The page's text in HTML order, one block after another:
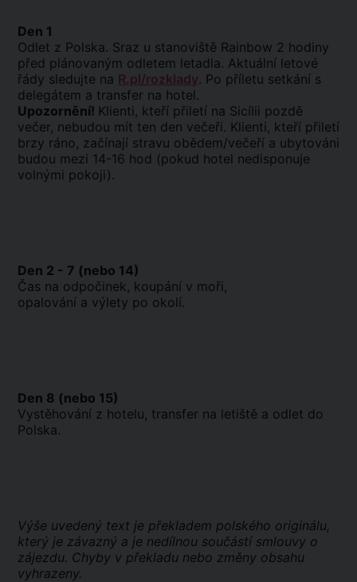
Den 1
Odlet z Polska. Sraz u stanoviště Rainbow 2 hodiny
před plánovaným odletem letadla. Aktuální letové
řády sledujte na R.pl/rozklady. Po příletu setkání s
delegátem a transfer na hotel.
Upozornění! Klienti, kteří přiletí na Sicílii pozdě
večer, nebudou mít ten den večeři. Klienti, kteří přiletí
brzy ráno, začínají stravu obědem/večeří a ubytováni
budou mezi 14-16 hod (pokud hotel nedisponuje
volnými pokoji).
Den 2 - 7 (nebo 14)
Čas na odpočinek, koupání v moři,
opalování a výlety po okolí.
Den 8 (nebo 15)
Vystěhování z hotelu, transfer na letiště a odlet do
Polska.
Výše uvedený text je překladem polského originálu,
který je závazný a je nedílnou součástí smlouvy o
zájezdu. Chyby v překladu nebo změny obsahu
vyhrazeny.